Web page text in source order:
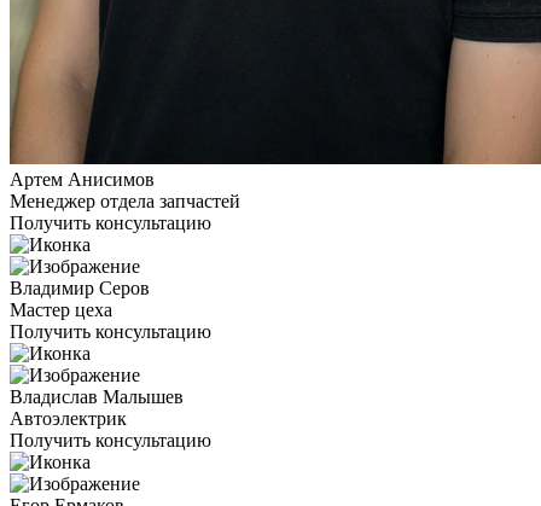
Артем Анисимов
Менеджер отдела запчастей
Получить консультацию
Владимир Серов
Мастер цеха
Получить консультацию
Владислав Малышев
Автоэлектрик
Получить консультацию